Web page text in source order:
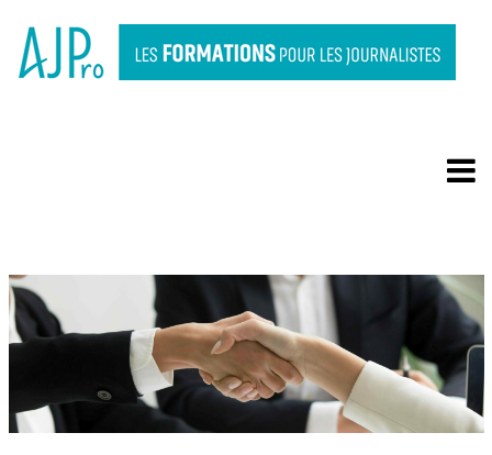
GÉRER UNE NÉGOCIATION